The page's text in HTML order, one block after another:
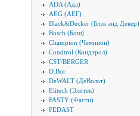
ADA (Ада)
AEG (АЕГ)
Black&Decker (Блэк энд Декер)
Bosch (Бош)
Champion (Чемпион)
Condtrol (Кондтрол)
CST/BERGER
D.Bor
DeWALT (ДеВольт)
Elitech (Элитек)
FASTY (Фасти)
FEDAST